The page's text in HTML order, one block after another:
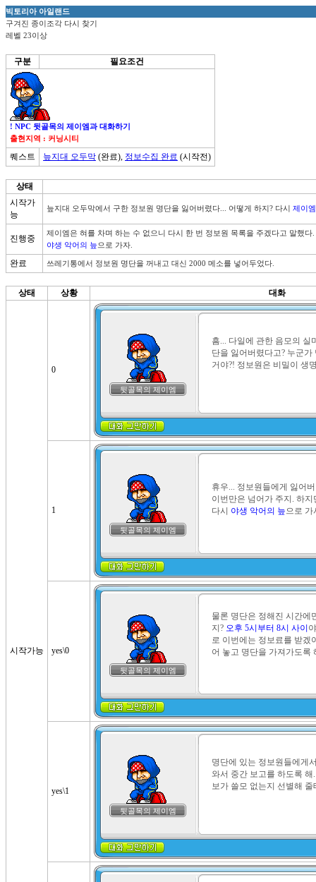
빅토리아 아일랜드
구겨진 종이조각 다시 찾기
레벨 23이상
구분 필요조건
! NPC 뒷골목의 제이엠과 대화하기
출현지역 : 커닝시티
퀘스트 늪지대 오두막 (완료), 정보수집 완료 (시작전)
상태
시작가
능
늪지대 오두막에서 구한 정보원 명단을 잃어버렸다... 어떻게 하지? 다시 제이엠
진행중
제이엠은 혀를 차며 하는 수 없으니 다시 한 번 정보원 목록을 주겠다고 말했
야생 악어의 늪으로 가자.
완료 쓰레기통에서 정보원 명단을 꺼내고 대신 2000 메소를 넣어두었다.
상태 상황 대화
시작가능
0
뒷골목의 제이엠
흠... 다일에 관한 음모의 실
단을 잃어버렸다고? 누군
거야?! 정보원은 비밀이 생
1
뒷골목의 제이엠
휴우... 정보원들에게 잃어
이번만은 넘어가 주지. 하
다시 야생 악어의 늪으로 가
yes\0
뒷골목의 제이엠
물론 명단은 정해진 시간에
지? 오후 5시부터 8시 사이
로 이번에는 정보료를 받겠
어 놓고 명단을 가져가도록
yes\1
뒷골목의 제이엠
명단에 있는 정보원들에게
와서 중간 보고를 하도록
보가 쓸모 없는지 선별해 줄